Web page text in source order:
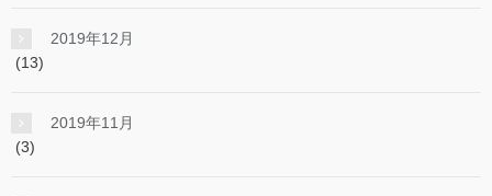
2019年12月
(13)
2019年11月
(3)